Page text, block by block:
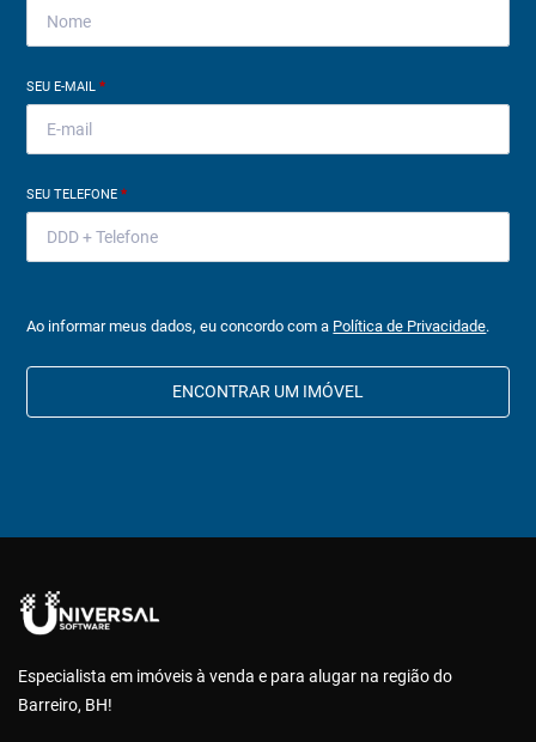
SEU E-MAIL*
SEU TELEFONE*
Ao informar meus dados, eu concordo com a Política de Privacidade.
ENCONTRAR UM IMÓVEL
Especialista em imóveis à venda e para alugar na região do
Barreiro, BH!